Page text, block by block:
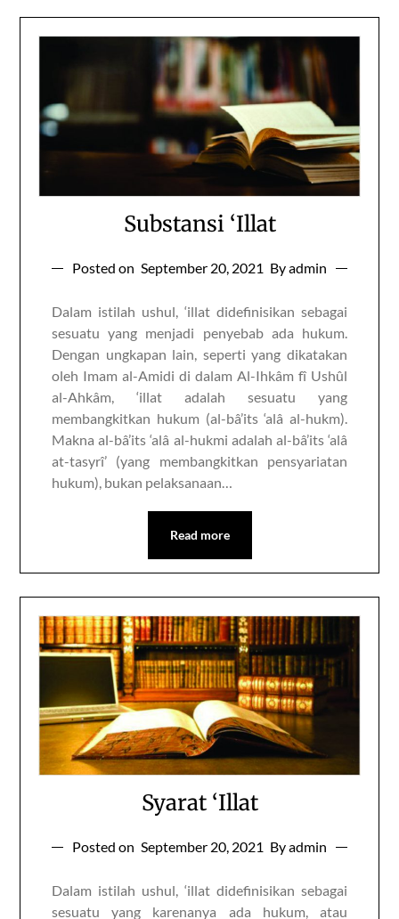
Substansi ‘Illat
Posted on September 20, 2021 By admin
Dalam istilah ushul, ‘illat didefinisikan sebagai
sesuatu yang menjadi penyebab ada hukum.
Dengan ungkapan lain, seperti yang dikatakan
oleh Imam al-Amidi di dalam Al-Ihkâm fî Ushûl
al-Ahkâm, ‘illat adalah sesuatu yang
membangkitkan hukum (al-bâ’its ‘alâ al-hukm).
Makna al-bâ’its ‘alâ al-hukmi adalah al-bâ’its ‘alâ
at-tasyrî’ (yang membangkitkan pensyariatan
hukum), bukan pelaksanaan…
Read more
Syarat ‘Illat
Posted on September 20, 2021 By admin
Dalam istilah ushul, ‘illat didefinisikan sebagai
sesuatu yang karenanya ada hukum, atau